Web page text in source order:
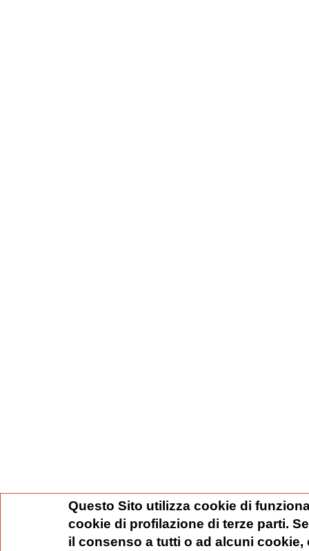
Questo Sito utilizza cookie di
cookie di profilazione di terze parti.
il consenso a tutti o ad alcuni